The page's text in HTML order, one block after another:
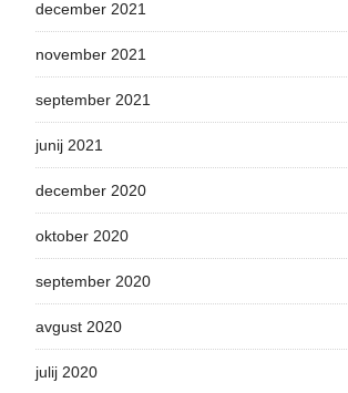
december 2021
november 2021
september 2021
junij 2021
december 2020
oktober 2020
september 2020
avgust 2020
julij 2020